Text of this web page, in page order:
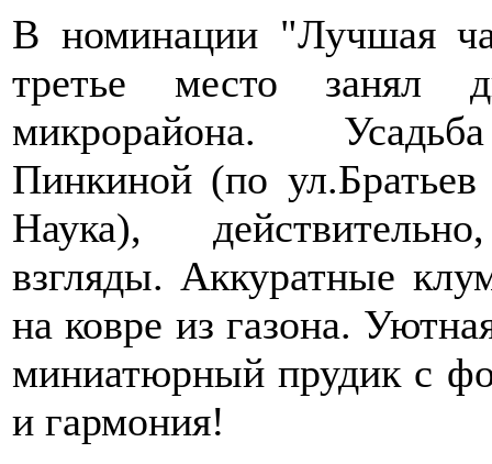
В номинации "Лучшая
третье место занял
микрорайона.
Пинкиной (по
Наука),
взгляды. Аккуратные
на ковре из газона.
миниатюрный прудик с
и гармония!